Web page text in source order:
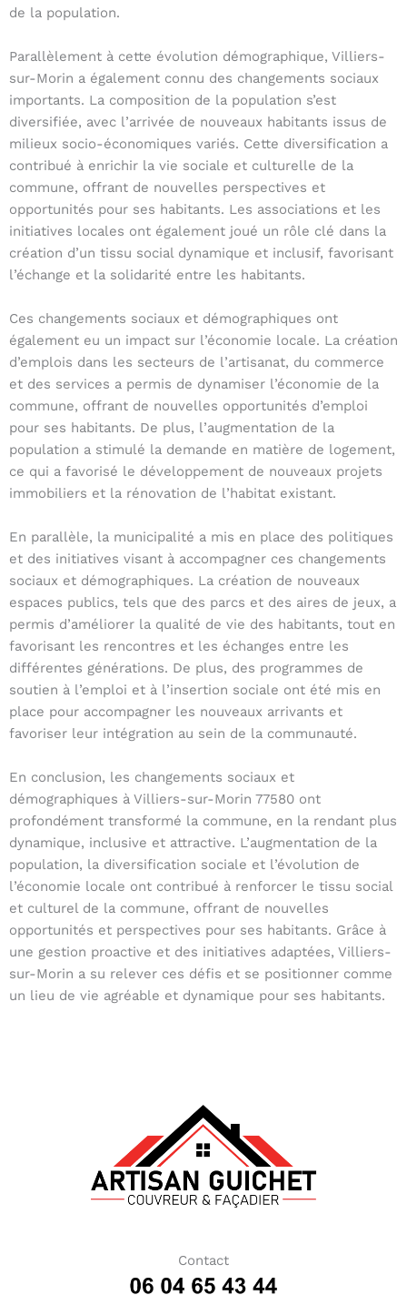
de la population.
Parallèlement à cette évolution démographique, Villiers-
sur-Morin a également connu des changements sociaux
importants. La composition de la population s’est
diversifiée, avec l’arrivée de nouveaux habitants issus de
milieux socio-économiques variés. Cette diversification a
contribué à enrichir la vie sociale et culturelle de la
commune, offrant de nouvelles perspectives et
opportunités pour ses habitants. Les associations et les
initiatives locales ont également joué un rôle clé dans la
création d’un tissu social dynamique et inclusif, favorisant
l’échange et la solidarité entre les habitants.
Ces changements sociaux et démographiques ont
également eu un impact sur l’économie locale. La création
d’emplois dans les secteurs de l’artisanat, du commerce
et des services a permis de dynamiser l’économie de la
commune, offrant de nouvelles opportunités d’emploi
pour ses habitants. De plus, l’augmentation de la
population a stimulé la demande en matière de logement,
ce qui a favorisé le développement de nouveaux projets
immobiliers et la rénovation de l’habitat existant.
En parallèle, la municipalité a mis en place des politiques
et des initiatives visant à accompagner ces changements
sociaux et démographiques. La création de nouveaux
espaces publics, tels que des parcs et des aires de jeux, a
permis d’améliorer la qualité de vie des habitants, tout en
favorisant les rencontres et les échanges entre les
différentes générations. De plus, des programmes de
soutien à l’emploi et à l’insertion sociale ont été mis en
place pour accompagner les nouveaux arrivants et
favoriser leur intégration au sein de la communauté.
En conclusion, les changements sociaux et
démographiques à Villiers-sur-Morin 77580 ont
profondément transformé la commune, en la rendant plus
dynamique, inclusive et attractive. L’augmentation de la
population, la diversification sociale et l’évolution de
l’économie locale ont contribué à renforcer le tissu social
et culturel de la commune, offrant de nouvelles
opportunités et perspectives pour ses habitants. Grâce à
une gestion proactive et des initiatives adaptées, Villiers-
sur-Morin a su relever ces défis et se positionner comme
un lieu de vie agréable et dynamique pour ses habitants.
Contact